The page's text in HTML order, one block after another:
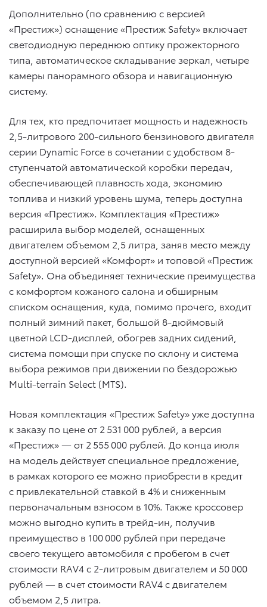
Дополнительно (по сравнению с версией
«Престиж») оснащение «Престиж Safety» включает
светодиодную переднюю оптику прожекторного
типа, автоматическое складывание зеркал, четыре
камеры панорамного обзора и навигационную
систему.
Для тех, кто предпочитает мощность и надежность
2,5-литрового 200-сильного бензинового двигателя
серии Dynamic Force в сочетании с удобством 8-
ступенчатой автоматической коробки передач,
обеспечивающей плавность хода, экономию
топлива и низкий уровень шума, теперь доступна
версия «Престиж». Комплектация «Престиж»
расширила выбор моделей, оснащенных
двигателем объемом 2,5 литра, заняв место между
доступной версией «Комфорт» и топовой «Престиж
Safety». Она объединяет технические преимущества
с комфортом кожаного салона и обширным
списком оснащения, куда, помимо прочего, входит
полный зимний пакет, большой 8-дюймовый
цветной LCD-дисплей, обогрев задних сидений,
система помощи при спуске по склону и система
выбора режимов при движении по бездорожью
Multi-terrain Select (MTS).
Новая комплектация «Престиж Safety» уже доступна
к заказу по цене от 2 531 000 рублей, а версия
«Престиж» — от 2 555 000 рублей. До конца июля
на модель действует специальное предложение,
в рамках которого ее можно приобрести в кредит
с привлекательной ставкой в 4% и сниженным
первоначальным взносом в 10%. Также кроссовер
можно выгодно купить в трейд-ин, получив
преимущество в 100 000 рублей при передаче
своего текущего автомобиля с пробегом в счет
стоимости RAV4 с 2-литровым двигателем и 50 000
рублей — в счет стоимости RAV4 с двигателем
объемом 2,5 литра.